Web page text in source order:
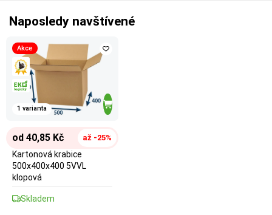
Naposledy navštívené
Akce
1 varianta
od 40,85 Kč až -25%
Kartonová krabice
500x400x400 5VVL
klopová
Skladem